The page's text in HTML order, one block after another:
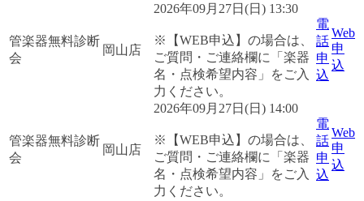
管楽器無料診断
会
岡山店
2026年09月27日(日) 13:30
※【WEB申込】の場合は、
ご質問・ご連絡欄に「楽器
名・点検希望内容」をご入
力ください。
電
話
申
込
Web
申
込
管楽器無料診断
会
岡山店
2026年09月27日(日) 14:00
※【WEB申込】の場合は、
ご質問・ご連絡欄に「楽器
名・点検希望内容」をご入
力ください。
電
話
申
込
Web
申
込